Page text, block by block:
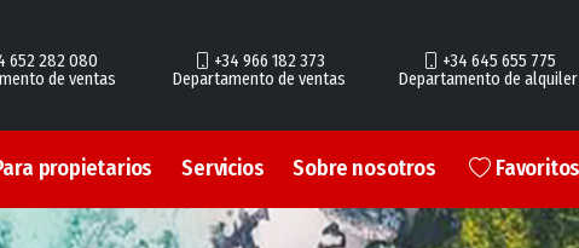
652 282 080
de ventas
+34 966 182 373
Departamento de ventas
+34 645 655 775
Departamento de alquiler
propietarios Servicios Sobre nosotros Favoritos